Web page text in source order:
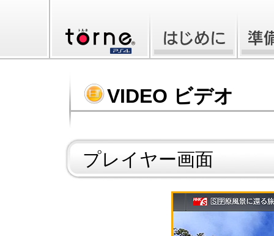
VIDEO ビデオ
プレイヤー画面